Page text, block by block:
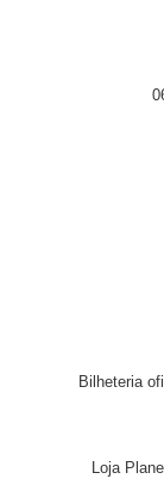
Bilheteria
Loja